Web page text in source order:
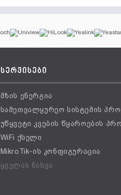
სერვისები
მზის ენერგია
სამეთვალყურეო სისტემის
უწყვეტი კვების წყაროების
WiFi ქსელი
MikroTik-ის კონფიგურაცია
ყველას ნახვა